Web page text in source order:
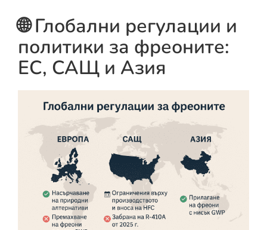
🌐 Глобални регулации и
политики за фреоните:
ЕС, САЩ и Азия